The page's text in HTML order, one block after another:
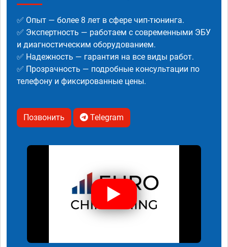
✅ Опыт — более 8 лет в сфере чип-тюнинга.
✅ Экспертность — работаем с современными ЭБУ
и диагностическим оборудованием.
✅ Надежность — гарантия на все виды работ.
✅ Прозрачность — подробные консультации по
телефону и фиксированные цены.
Позвонить Telegram